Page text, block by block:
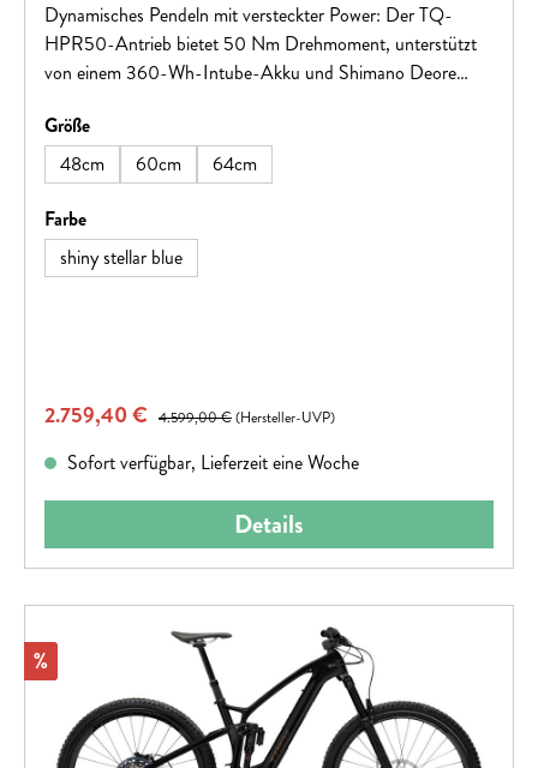
Dynamisches Pendeln mit versteckter Power: Der TQ-
HPR50-Antrieb bietet 50 Nm Drehmoment, unterstützt
von einem 360-Wh-Intube-Akku und Shimano Deore
mit Tagfahrlicht und Bremslichtfunktion.
Größeauswählen
48cm
60cm
64cm
Farbeauswählen
shiny stellar blue
Verkaufspreis:
2.759,40 € Regulärer Preis:
4.599,00 €(Hersteller-UVP)
Sofort verfügbar, Lieferzeit eine Woche
Details
Rabatt
%